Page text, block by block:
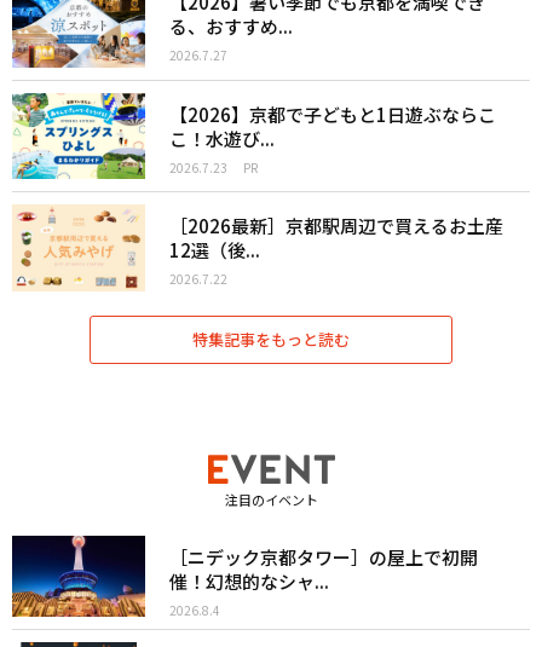
る、おすすめ...
2026.7.27
【2026】京都で子どもと1日遊ぶならこ
こ！水遊び...
2026.7.23 PR
［2026最新］京都駅周辺で買えるお土産
12選（後...
2026.7.22
特集記事をもっと読む
注目のイベント
［ニデック京都タワー］の屋上で初開
催！幻想的なシャ...
2026.8.4